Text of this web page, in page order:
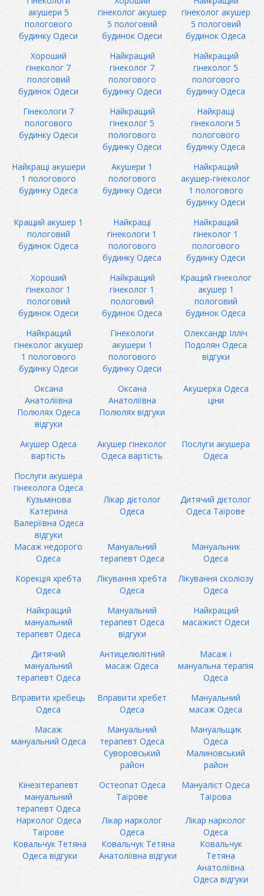
акушери 5
пологового
будинку Одеси
гінеколог акушер
5 пологовий
будинок Одеси
гінеколог акушер
5 пологовий
будинок Одеса
Хороший
гінеколог 7
пологовий
будинок Одеси
Найкращий
гінеколог 7
пологового
будинку Одеси
Найкращий
гінеколог 5
пологового
будинку Одеса
Гінекологи 7
пологового
будинку Одеси
Найкращий
гінеколог 5
пологового
будинку Одеси
Найкращі
гінекологи 5
пологового
будинку Одеса
Найкращі акушери
1 пологового
будинку Одеса
Акушери 1
пологового
будинку Одеси
Найкращий
акушер-гінеколог
1 пологового
будинку Одеси
Кращий акушер 1
пологовий
будинок Одеса
Найкращі
гінекологи 1
пологового
будинку Одеса
Найкращий
гінеколог 1
пологового
будинку Одеси
Хороший
гінеколог 1
пологовий
будинок Одеси
Найкращий
гінеколог 1
пологовий
будинок Одеса
Кращий гінеколог
акушер 1
пологовий
будинок Одеса
Найкращий
гінеколог акушер
1 пологового
будинку Одеси
Гінекологи
акушери 1
пологового
будинку Одеси
Олександр Ілліч
Подолян Одеса
відгуки
Оксана
Анатоліївна
Полюлях Одеса
відгуки
Оксана
Анатоліївна
Полюлях відгуки
Акушерка Одеса
ціни
Акушер Одеса
вартість
Акушер гінеколог
Одеса вартість
Послуги акушера
Одеса
Послуги акушера
гінеколога Одеса
Кузьмінова
Катерина
Валеріївна Одеса
відгуки
Лікар дієтолог
Одеса
Дитячий дієтолог
Одеса Таїрове
Масаж недорого
Одеса
Мануальний
терапевт Одеса
Мануальник
Одеса
Корекція хребта
Одеса
Лікування хребта
Одеса
Лікування сколіозу
Одеса
Найкращий
мануальний
терапевт Одеса
Мануальний
терапевт Одеса
відгуки
Найкращий
масажист Одеси
Дитячий
мануальний
терапевт Одеса
Антицелюлітний
масаж Одеса
Масаж і
мануальна терапія
Одеса
Вправити хребець
Одеса
Вправити хребет
Одеса
Мануальний
масаж Одеса
Масаж
мануальний Одеса
Мануальний
терапевт Одеса
Суворовський
район
Мануальщик
Одеса
Малиновський
район
Кінезітерапевт
мануальний
терапевт Одеса
Остеопат Одеса
Таїрове
Мануаліст Одеса
Таїрова
Нарколог Одеса
Таїрове
Лікар нарколог
Одеса
Лікар нарколог
Одеса
Ковальчук Тетяна
Одеса відгуки
Ковальчук Тетяна
Анатоліївна відгуки
Ковальчук
Тетяна
Анатоліївна
Одеса відгуки